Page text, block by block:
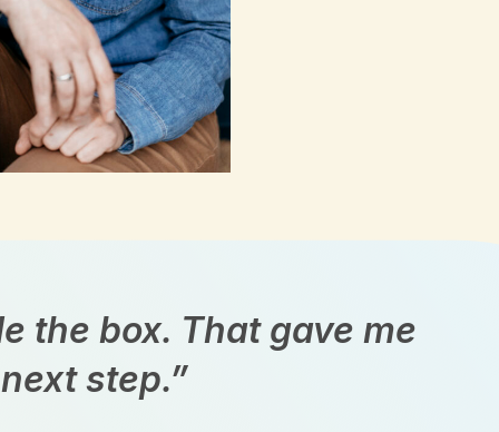
the box. That gave me
step.”